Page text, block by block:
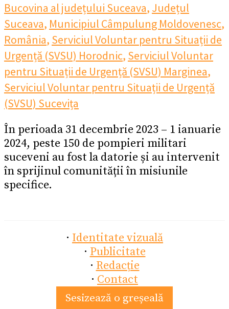
Bucovina al județului Suceava, Județul
Suceava, Municipiul Câmpulung Moldovenesc,
România, Serviciul Voluntar pentru Situații de
Urgență (SVSU) Horodnic, Serviciul Voluntar
pentru Situații de Urgență (SVSU) Marginea,
Serviciul Voluntar pentru Situații de Urgență
(SVSU) Sucevița
În perioada 31 decembrie 2023 – 1 ianuarie
2024, peste 150 de pompieri militari
suceveni au fost la datorie și au intervenit
în sprijinul comunității în misiunile
specifice.
· Identitate vizuală
· Publicitate
· Redacție
· Contact
Sesizează o greșeală